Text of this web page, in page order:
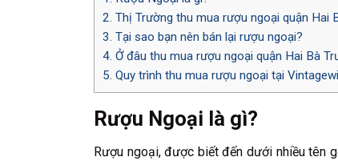
2. Thị Trường thu mua rượu ngoại quận Hai
3. Tại sao bạn nên bán lại rượu ngoại?
4. Ở đâu thu mua rượu ngoại quận Hai Bà
5. Quy trình thu mua rượu ngoại tại
Rượu Ngoại là gì?
Rượu ngoại, được biết đến dưới nhiều tên